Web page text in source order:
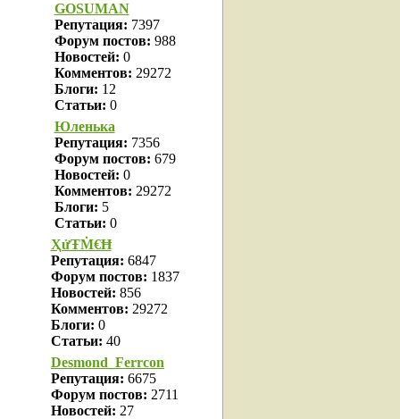
GOSUMAN
Репутация: 7397
Форум постов: 988
Новостей: 0
Комментов: 29272
Блоги: 12
Статьи: 0
Юленька
Репутация: 7356
Форум постов: 679
Новостей: 0
Комментов: 29272
Блоги: 5
Статьи: 0
ҲửŦṀ€Ħ
Репутация: 6847
Форум постов: 1837
Новостей: 856
Комментов: 29272
Блоги: 0
Статьи: 40
Desmond_Ferrcon
Репутация: 6675
Форум постов: 2711
Новостей: 27